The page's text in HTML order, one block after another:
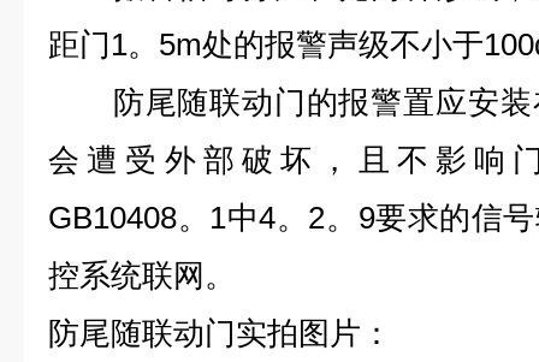
距门1。5m处的报警声级不小于
防尾随联动门的报警置应安装
会遭受外部破坏，且不影响
GB10408。1中4。2。9要求的信
控系统联网。
防尾随联动门实拍图片：